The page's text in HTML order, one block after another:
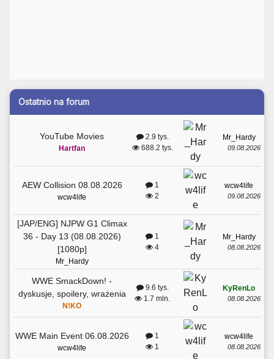
Ostatnio na forum
YouTube Movies
Hartfan
2.9 tys.
688.2 tys.
Mr_Hardy
09.08.2026
AEW Collision 08.08.2026
wcw4life
1
2
wcw4life
09.08.2026
[JAP/ENG] NJPW G1 Climax
36 - Day 13 (08.08.2026)
[1080p]
Mr_Hardy
1
4
Mr_Hardy
08.08.2026
WWE SmackDown! -
dyskusje, spoilery, wrażenia
N!KO
9.6 tys.
1.7 mln.
KyRenLo
08.08.2026
WWE Main Event 06.08.2026
wcw4life
1
1
wcw4life
08.08.2026